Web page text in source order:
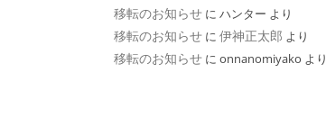
移転のお知らせ に ハンター より
移転のお知らせ に 伊神正太郎 より
移転のお知らせ に onnanomiyako より